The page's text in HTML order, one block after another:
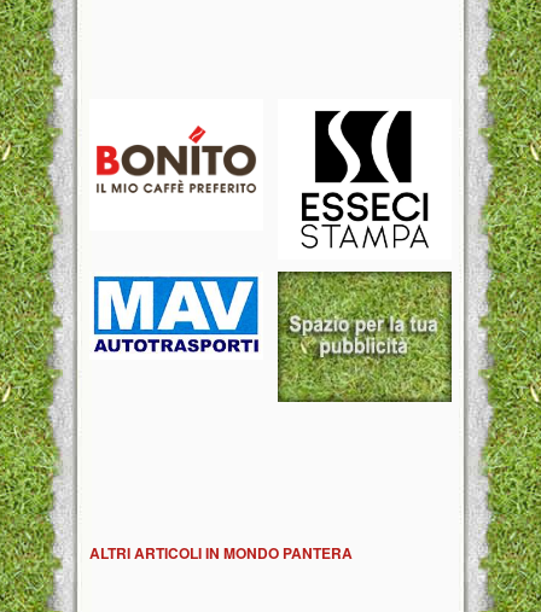
ALTRI ARTICOLI IN MONDO PANTERA